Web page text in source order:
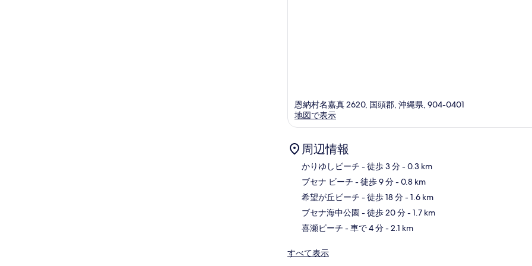
恩納村名嘉真 2620, 国頭郡, 沖縄県, 904-0401
地図で表示
周辺情報
かりゆしビーチ - 徒歩 3 分- 0.3 km
ブセナ ビーチ - 徒歩 9 分- 0.8 km
希望が丘ビーチ - 徒歩 18 分- 1.6 km
ブセナ海中公園 - 徒歩 20 分- 1.7 km
喜瀬ビーチ - 車で 4 分- 2.1 km
すべて表示